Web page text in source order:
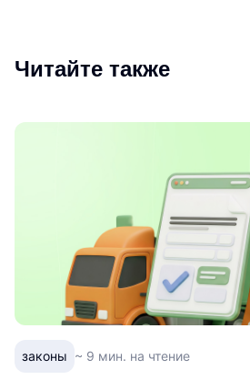
Читайте также
законы ~ 9 мин. на чтение